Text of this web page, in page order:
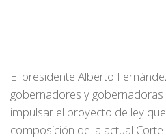
El presidente Alberto
gobernadores y
impulsar el proyecto de ley
composición de la actual